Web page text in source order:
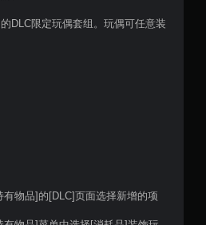
个
DLC限定玩偶套组。玩偶可任意装
物品]的[DLC]页面选择新增的项